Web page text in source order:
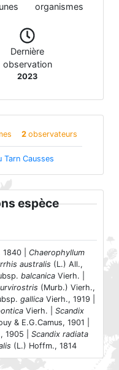
organismes
Dernière
observation
2023
2 observateurs
Tarn Causses
espèce
1840 | Chaerophyllum
australis (L.) All.,
balcanica Vierh. |
(Murb.) Vierh.,
gallica Vierh., 1919 |
Vierh. | Scandix
& E.G.Camus, 1901 |
1905 | Scandix radiata
(L.) Hoffm., 1814